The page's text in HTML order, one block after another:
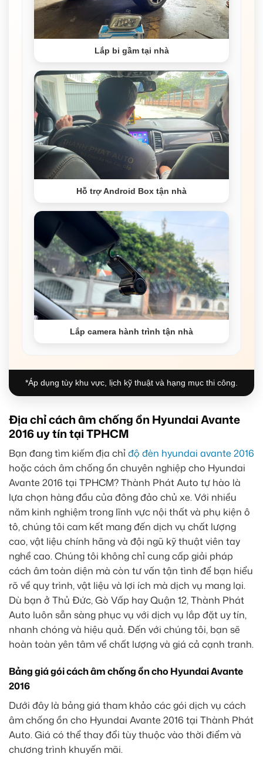
Lắp bi gầm tại nhà
Hỗ trợ Android Box tận nhà
Lắp camera hành trình tận nhà
*Áp dụng tùy khu vực, lịch kỹ thuật và hạng mục thi công.
Địa chỉ cách âm chống ồn Hyundai Avante
2016 uy tín tại TPHCM
Bạn đang tìm kiếm địa chỉđộ đèn hyundai avante 2016
hoặc cách âm chống ồn chuyên nghiệp cho Hyundai
Avante 2016 tại TPHCM? Thành Phát Auto tự hào là
lựa chọn hàng đầu của đông đảo chủ xe. Với nhiều
năm kinh nghiệm trong lĩnh vực nội thất và phụ kiện ô
tô, chúng tôi cam kết mang đến dịch vụ chất lượng
cao, vật liệu chính hãng và đội ngũ kỹ thuật viên tay
nghề cao. Chúng tôi không chỉ cung cấp giải pháp
cách âm toàn diện mà còn tư vấn tận tình để bạn hiểu
rõ về quy trình, vật liệu và lợi ích mà dịch vụ mang lại.
Dù bạn ở Thủ Đức, Gò Vấp hay Quận 12, Thành Phát
Auto luôn sẵn sàng phục vụ với dịch vụ lắp đặt uy tín,
nhanh chóng và hiệu quả. Đến với chúng tôi, bạn sẽ
hoàn toàn yên tâm về chất lượng và giá cả cạnh tranh.
Bảng giá gói cách âm chống ồn cho Hyundai Avante
2016
Dưới đây là bảng giá tham khảo các gói dịch vụ cách
âm chống ồn cho Hyundai Avante 2016 tại Thành Phát
Auto. Giá có thể thay đổi tùy thuộc vào thời điểm và
chương trình khuyến mãi.